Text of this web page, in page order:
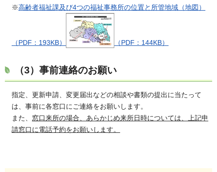
※高齢者福祉課及び4つの福祉事務所の位置と所管地域（地図）
（PDF：193KB） （PDF：144KB）
（3）事前連絡のお願い
指定、更新申請、変更届出などの相談や書類の提出に当たって
は、事前に各窓口にご連絡をお願いします。
また、 窓口来所の場合、あらかじめ来所日時については、上記申
請窓口に電話予約をお願いします。